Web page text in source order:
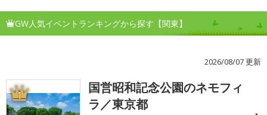
GW人気イベントランキングから探す【関東】
2026/08/07 更新
1
国営昭和記念公園のネモフィ
ラ／東京都